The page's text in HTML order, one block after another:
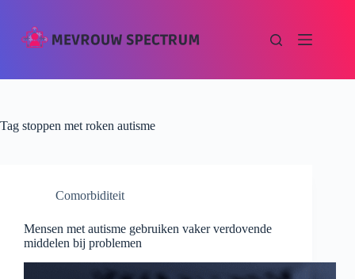
Tag stoppen met roken autisme
Comorbiditeit
Mensen met autisme gebruiken vaker verdovende
middelen bij problemen